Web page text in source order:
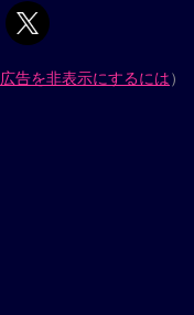
広告を非表示にするには）